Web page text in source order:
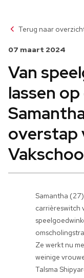
Terug naar
07 maart 2024
Van
lassen
overstap
Samantha
carrièreswitch
Ze werkt nu
weinige
Talsma